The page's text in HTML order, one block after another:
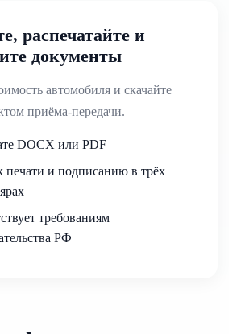
распечатайте и
документы
автомобиля и скачайте
приёма-передачи.
DOCX или PDF
печати и подписанию в трёх
требованиям
РФ